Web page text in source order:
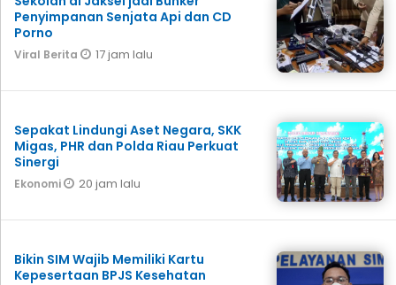
Penyimpanan Senjata Api dan CD
Porno
Viral Berita 17 jam lalu
Sepakat Lindungi Aset Negara, SKK
Migas, PHR dan Polda Riau Perkuat
Sinergi
Ekonomi 20 jam lalu
Bikin SIM Wajib Memiliki Kartu
Kepesertaan BPJS Kesehatan